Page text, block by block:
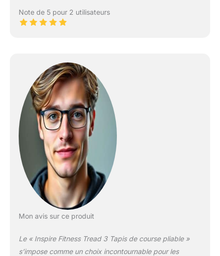
Note de 5 pour 2 utilisateurs
Mon avis sur ce produit
Le « Inspire Fitness Tread 3 Tapis de course pliable »
s’impose comme un choix incontournable pour les